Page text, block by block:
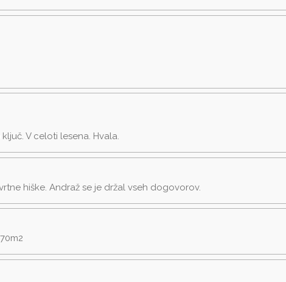
V celoti lesena. Hvala.
hiške. Andraž se je držal vseh dogovorov.